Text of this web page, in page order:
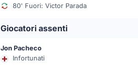
80' Fuori: Victor Parada
Giocatori assenti
Jon Pacheco
Infortunati